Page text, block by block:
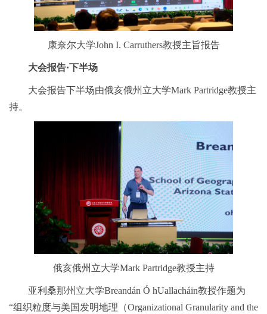
康奈尔大学John I. Carruthers教授主旨报告
大会报告·下半场
大会报告下半场由俄亥俄州立大学Mark Partridge教授主
持。
俄亥俄州立大学Mark Partridge教授主持
亚利桑那州立大学Breandán Ó hUallacháin教授作题为
“组织粒度与美国发明地理（Organizational Granularity and the